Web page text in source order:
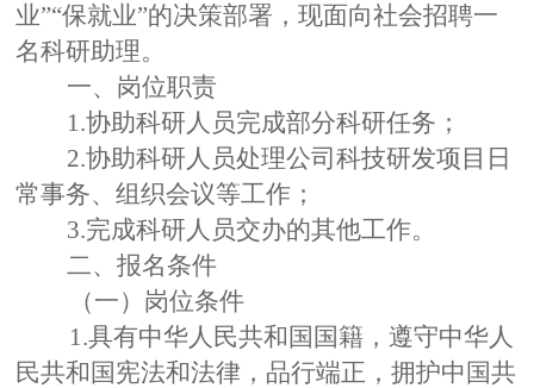
业”“保就业”的决策部署，现面向社会招聘一
名科研助理。
一、岗位职责
1.协助科研人员完成部分科研任务；
2.协助科研人员处理公司科技研发项目日
常事务、组织会议等工作；
3.完成科研人员交办的其他工作。
二、报名条件
（一）岗位条件
1.具有中华人民共和国国籍，遵守中华人
民共和国宪法和法律 ， 品行端正，拥护中国共